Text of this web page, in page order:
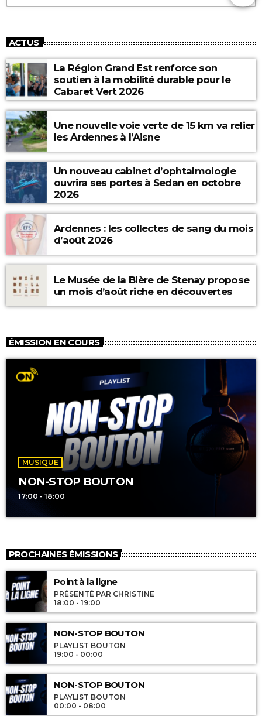
ACTUS
La Région Grand Est renforce son
soutien à la mobilité durable pour le
Cabaret Vert 2026
Une nouvelle voie verte de 15 km va relier
les Ardennes à l’Aisne
Un nouveau cabinet d’ophtalmologie
ouvrira ses portes à Sedan en octobre
2026
Ardennes : les collectes de sang du mois
d’août 2026
Le Musée de la Bière de Stenay propose
un mois d’août riche en découvertes
ÉMISSION EN COURS
MUSIQUE
NON-STOP BOUTON
17:00 - 18:00
PROCHAINES ÉMISSIONS
Point à la ligne
PRÉSENTÉ PAR CHRISTINE
18:00 - 19:00
NON-STOP BOUTON
PLAYLIST BOUTON
19:00 - 00:00
NON-STOP BOUTON
PLAYLIST BOUTON
00:00 - 08:00